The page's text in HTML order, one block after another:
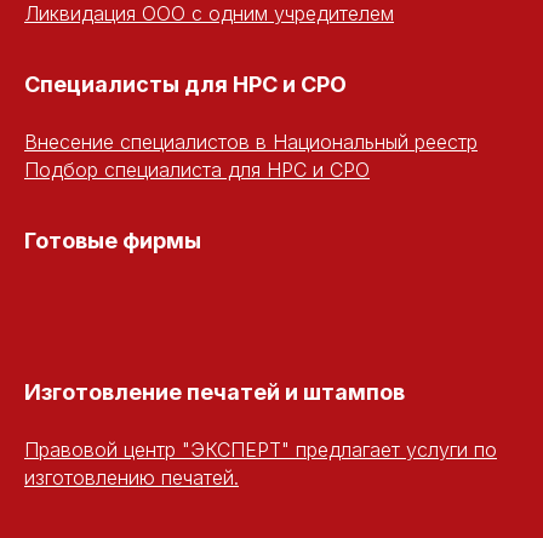
Ликвидация ООО с одним учредителем
Специалисты для НРС и СРО
Внесение специалистов в Национальный реестр
Подбор специалиста для НРС и СРО
Готовые фирмы
Изготовление печатей и штампов
Правовой центр "ЭКСПЕРТ" предлагает услуги по
изготовлению печатей.